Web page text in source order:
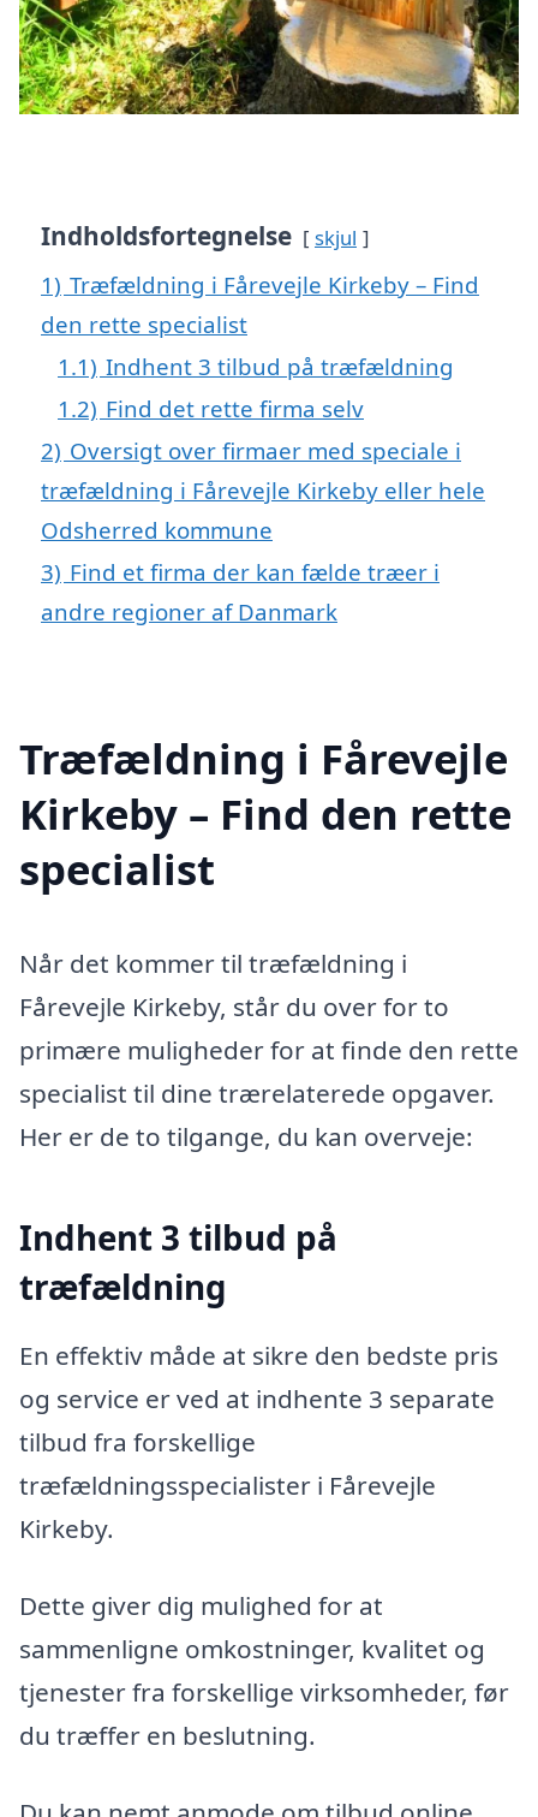
Indholdsfortegnelse skjul
1) Træfældning i Fårevejle Kirkeby – Find
den rette specialist
1.1) Indhent 3 tilbud på træfældning
1.2) Find det rette firma selv
2) Oversigt over firmaer med speciale i
træfældning i Fårevejle Kirkeby eller hele
Odsherred kommune
3) Find et firma der kan fælde træer i
andre regioner af Danmark
Træfældning i Fårevejle
Kirkeby – Find den rette
specialist
Når det kommer til træfældning i
Fårevejle Kirkeby, står du over for to
primære muligheder for at finde den rette
specialist til dine trærelaterede opgaver.
Her er de to tilgange, du kan overveje:
Indhent 3 tilbud på
træfældning
En effektiv måde at sikre den bedste pris
og service er ved at indhente 3 separate
tilbud fra forskellige
træfældningsspecialister i Fårevejle
Kirkeby.
Dette giver dig mulighed for at
sammenligne omkostninger, kvalitet og
tjenester fra forskellige virksomheder, før
du træffer en beslutning.